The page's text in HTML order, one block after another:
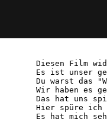
Diesen Film
Es ist unser
Du warst das
Wir haben es
Das hat uns
Hier spüre
Es hat mich